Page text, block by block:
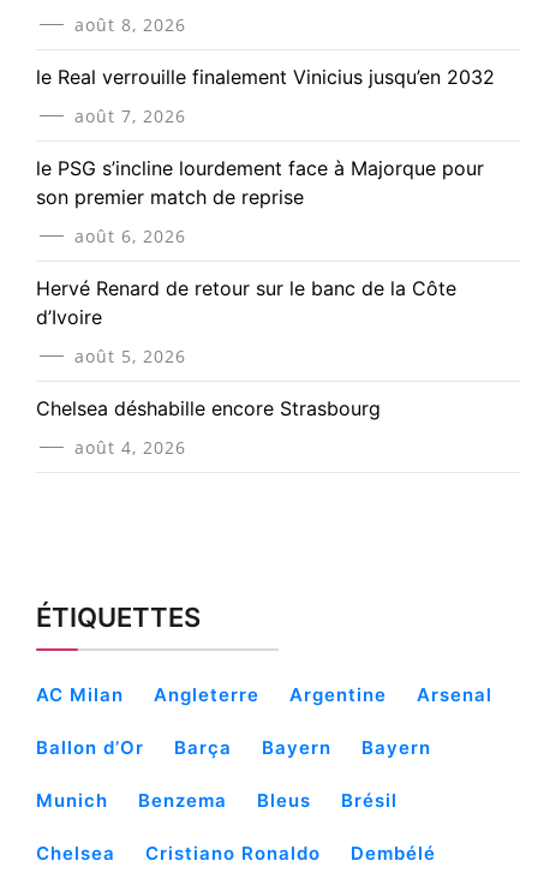
août 8, 2026
le Real verrouille finalement Vinicius jusqu’en 2032
août 7, 2026
le PSG s’incline lourdement face à Majorque pour
son premier match de reprise
août 6, 2026
Hervé Renard de retour sur le banc de la Côte
d’Ivoire
août 5, 2026
Chelsea déshabille encore Strasbourg
août 4, 2026
ÉTIQUETTES
AC Milan Angleterre Argentine Arsenal
Ballon d’Or Barça Bayern Bayern
Munich Benzema Bleus Brésil
Chelsea Cristiano Ronaldo Dembélé